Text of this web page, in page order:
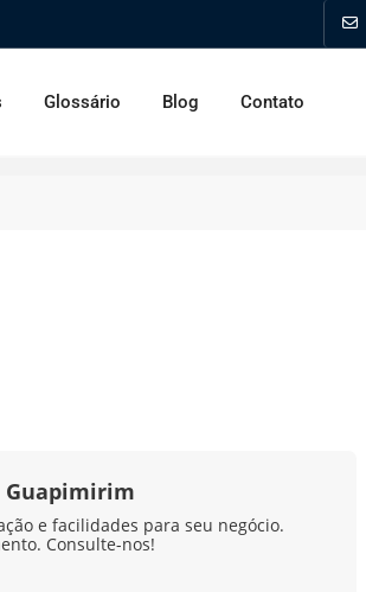
Glossário Blog Contato
Guapimirim
e facilidades para seu negócio.
Consulte-nos!